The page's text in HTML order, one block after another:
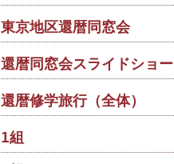
東京地区還暦同窓会
還暦同窓会スライドショー
還暦修学旅行（全体）
1組